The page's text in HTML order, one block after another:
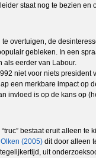
staat nog te bezien en
overtuigen, de
gebleken. In een
als eerder van Labour.
niet voor niets president
een merkbare impact op
invloed is op de kans op
bestaat eruit alleen te
(2005) dit door alleen
uit